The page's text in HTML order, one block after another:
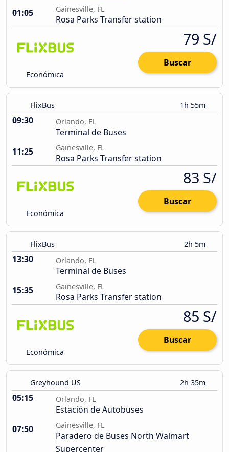
01:05
Gainesville, FL
Rosa Parks Transfer station
Económica
79 S/
Buscar
FlixBus 1h 55m
09:30 Orlando, FL
Terminal de Buses
11:25
Gainesville, FL
Rosa Parks Transfer station
Económica
83 S/
Buscar
FlixBus 2h 5m
13:30 Orlando, FL
Terminal de Buses
15:35
Gainesville, FL
Rosa Parks Transfer station
Económica
85 S/
Buscar
Greyhound US 2h 35m
05:15 Orlando, FL
Estación de Autobuses
07:50
Gainesville, FL
Paradero de Buses North Walmart
Supercenter